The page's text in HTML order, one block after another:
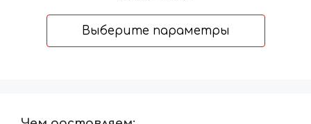
–
Выберите параметры